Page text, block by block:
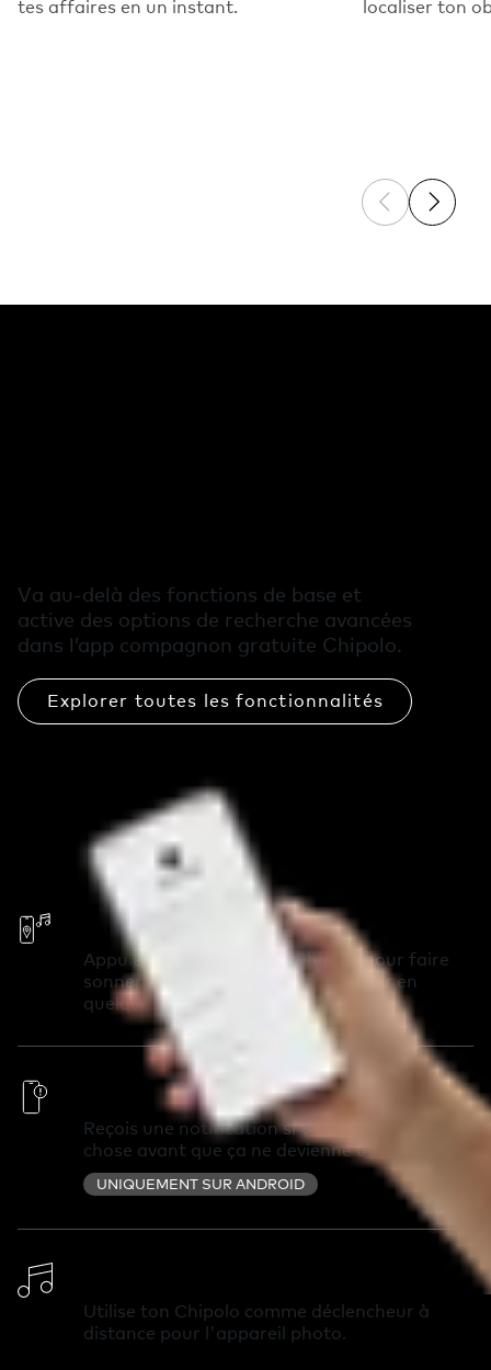
tes affaires en un instant. localiser ton
Previous
Next
Va au-delà des fonctions de base et
active des options de recherche avancées
dans l’app compagnon gratuite Chipolo.
Explorer toutes les fonctionnalités
Fais sonner ton téléphone
Appuie deux fois sur ton Chipolo pour faire
sonner ton téléphone et le retrouver en
quelques secondes.
Alertes hors de portée
Reçois une notification si tu as oublié quelque
chose avant que ça ne devienne un problème.
UNIQUEMENT SUR ANDROID
Utilise ton Chipolo comme déclencheur à
distance pour l'appareil photo.